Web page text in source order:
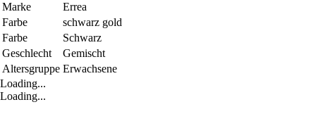
Marke
Errea
Farbe
schwarz gold
Farbe
Schwarz
Geschlecht
Gemischt
Altersgruppe Erwachsene
Loading...
Loading...